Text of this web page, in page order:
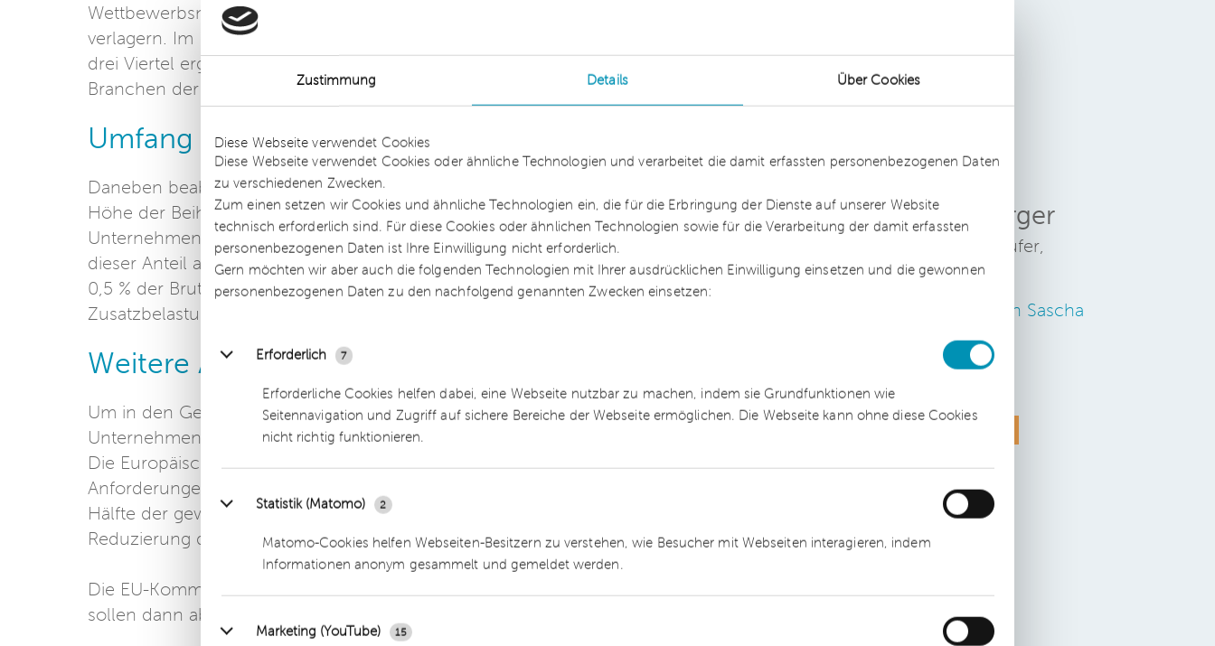
Zustimmung Details Über Cookies
Diese Webseite verwendet Cookies
Diese Webseite verwendet Cookies oder ähnliche Technologien und verarbeitet die damit erfassten personenbezogenen Daten
zu verschiedenen Zwecken.
Zum einen setzen wir Cookies und ähnliche Technologien ein, die für die Erbringung der Dienste auf unserer Website
technisch erforderlich sind. Für diese Cookies oder ähnlichen Technologien sowie für die Verarbeitung der damit erfassten
personenbezogenen Daten ist Ihre Einwilligung nicht erforderlich.
Gern möchten wir aber auch die folgenden Technologien mit Ihrer ausdrücklichen Einwilligung einsetzen und die gewonnen
personenbezogenen Daten zu den nachfolgend genannten Zwecken einsetzen:
Erforderlich 7
Erforderliche Cookies helfen dabei, eine Webseite nutzbar zu machen, indem sie Grundfunktionen wie
Seitennavigation und Zugriff auf sichere Bereiche der Webseite ermöglichen. Die Webseite kann ohne diese Cookies
nicht richtig funktionieren.
Statistik (Matomo) 2
Matomo-Cookies helfen Webseiten-Besitzern zu verstehen, wie Besucher mit Webseiten interagieren, indem
Informationen anonym gesammelt und gemeldet werden.
Marketing (YouTube) 15
Wettbewerbsnachteil haben und möglicherweise ihren Standort außerhalb der EU
verlagern. Im Ergebnis wird sich wohl eine Reduzierung begünstigter Wirtschaftszweige um
drei Viertel ergeben. Konkret werden vermutlich 20 Branchen der Liste 1 und fast alle
Branchen der Liste 2 aus der Begünstigung herausfallen.
Umfang der Begünstigung
Daneben beabsichtigt die Europäische Kommission offenbar auch eine Einschränkung der
Höhe der Beihilfe. Bisher konnte man davon ausgehen, dass ein begünstigtes
Unternehmen lediglich etwa 15 % der EEG-Umlage entrichten musste. Zukünftig soll sich
dieser Anteil auf 25 % erhöhen. Darüber hinaus soll auch der sogenannte Super-Cap von
0,5 % der Bruttowertschöpfung auf 1,5 % erhöht werden. Auch dies wird zu einer
Zusatzbelastung führen.
Weitere Änderungen
Um in den Genuss der "Besonderen Ausgleichsregelung" zu kommen, muss das jeweilige
Unternehmen das Vorliegen eines zertifizierten Energiemanagementsystems nachweisen.
Die Europäische Kommission plant auch in diesem Bereich eine Anhebung der
Anforderungen. Beispielsweise sollen begünstigte Unternehmen verpflichtet werden, die
Hälfte der gewährten Beihilfe in Projekte investieren zu müssen, die zu einer deutlichen
Reduzierung der Treibhausgasemissionen führen können.
Die EU-Kommission beabsichtigt, die neuen Leitlinien Ende 2021 anzunehmen. Diese
sollen dann ab 1.1.2022 anzuwenden sein.
Sascha Erger
Wirtschaftsprüfer,
Steuerberater
Zum Profil von Sascha